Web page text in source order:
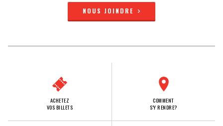
NOUS JOINDRE
ACHETEZ
VOS BILLETS
COMMENT
S'Y RENDRE?